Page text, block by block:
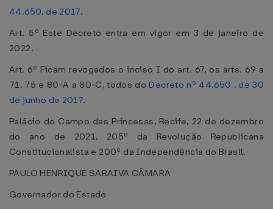
44.650, de 2017.
Art. 5º Este Decreto entra em vigor em 3 de janeiro de
2022.
Art. 6º Ficam revogados o inciso I do art. 67, os arts. 69 a
71, 75 e 80-A a 80-C, todos do Decreto nº 44.650 , de 30
de junho de 2017.
Palácio do Campo das Princesas, Recife, 22 de dezembro
do ano de 2021, 205º da Revolução Republicana
Constitucionalista e 200º da Independência do Brasil.
PAULO HENRIQUE SARAIVA CÂMARA
Governador do Estado